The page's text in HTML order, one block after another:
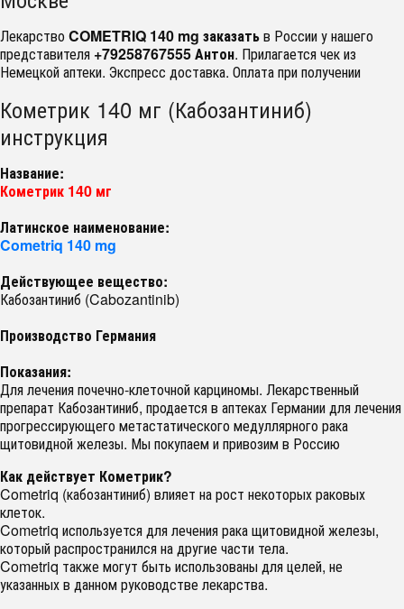
ЛекарствоCOMETRIQ 140 mg заказатьв России у нашего
представителя +79258767555 Антон. Прилагается чек из
Немецкой аптеки. Экспресс доставка. Оплата при получении
Кометрик 140 мг (Кабозантиниб)
инструкция
Название:
Кометрик 140 мг
Латинское наименование:
Cometriq 140 mg
Действующее вещество:
Кабозантиниб (Cabozantinib)
Производство Германия
Показания:
Для лечения почечно-клеточной карциномы. Лекарственный
препарат Кабозантиниб, продается в аптеках Германии для лечения
прогрессирующего метастатического медуллярного рака
щитовидной железы. Мы покупаем и привозим в Россию
Как действует Кометрик?
Cometriq (кабозантиниб) влияет на рост некоторых раковых
клеток.
Cometriq используется для лечения рака щитовидной железы,
который распространился на другие части тела.
Cometriq также могут быть использованы для целей, не
указанных в данном руководстве лекарства.